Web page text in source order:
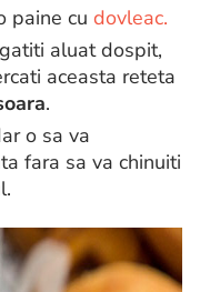
paine cu dovleac.
aluat dospit,
aceasta reteta
.
o sa va
fara sa va chinuiti